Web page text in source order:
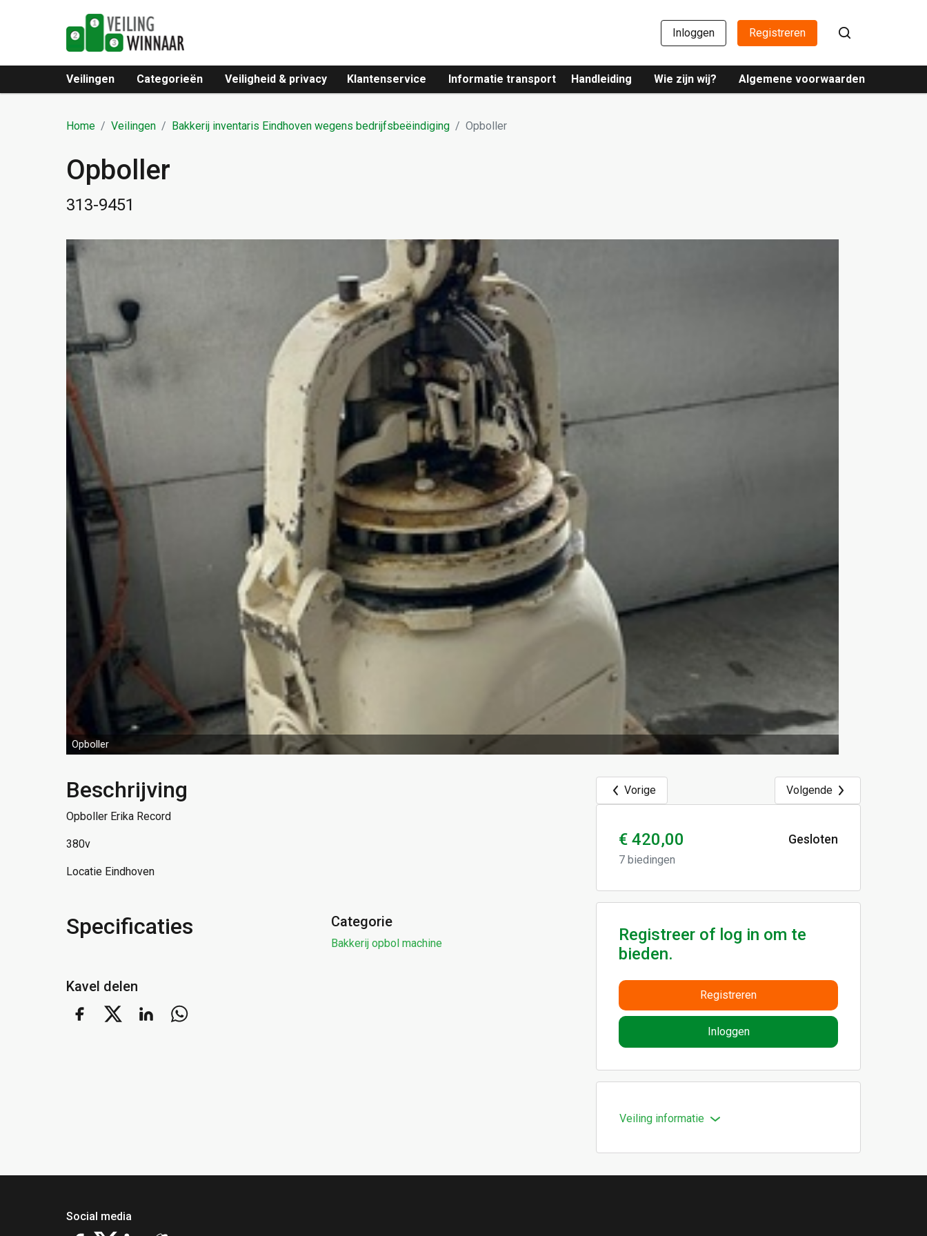
Inloggen Registreren
Veilingen Categorieën Veiligheid & privacy Klantenservice Informatie transport Handleiding Wie zijn wij? Algemene voorwaarden
Home Veilingen Bakkerij inventaris Eindhoven wegens bedrijfsbeëindiging Opboller
Opboller
313-9451
Opboller
Vorige Volgende
€ 420,00
7 biedingen
Gesloten
Registreer of log in om te
bieden.
Registreren
Inloggen
Veiling informatie
Beschrijving
Opboller Erika Record
380v
Locatie Eindhoven
Specificaties Categorie
Bakkerij opbol machine
Kavel delen
Social media